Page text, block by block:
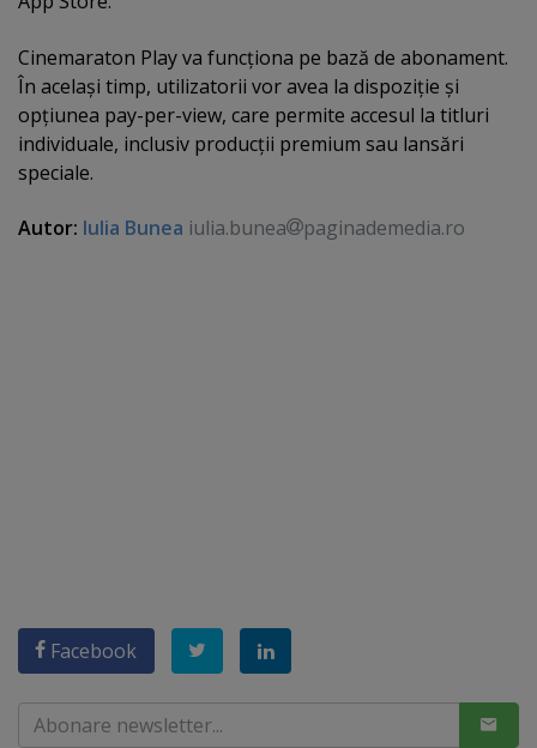
Cinemaraton Play va funcţiona pe bază de abonament.
În acelaşi timp, utilizatorii vor avea la dispoziţie şi
opţiunea pay-per-view, care permite accesul la titluri
individuale, inclusiv producţii premium sau lansări
speciale.
Autor: Iulia Bunea iulia.bunea paginademedia.ro
Facebook